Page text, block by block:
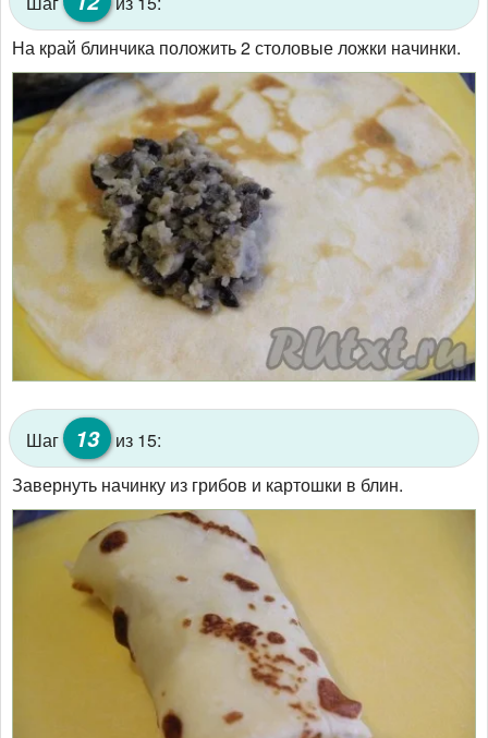
На край блинчика положить 2 столовые ложки начинки.
Шаг 13 из 15:
Завернуть начинку из грибов и картошки в блин.